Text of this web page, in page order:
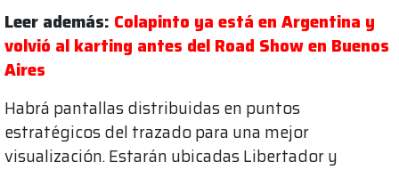
Leer además: Colapinto ya está en Argentina y
volvió al karting antes del Road Show en Buenos
Aires
Habrá pantallas distribuidas en puntos
estratégicos del trazado para una mejor
visualización. Estarán ubicadas Libertador y